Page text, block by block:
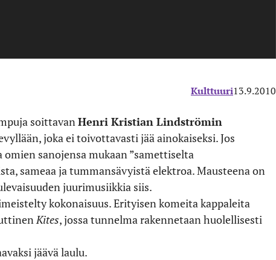
Kulttuuri13.9.2010
soittavan Henri Kristian Lindströmin
joka ei toivottavasti jää ainokaiseksi. Jos
sanojensa mukaan ”samettiselta
sameaa ja tummansävyistä elektroa. Mausteena on
juurimusiikkia siis.
kokonaisuus. Erityisen komeita kappaleita
Kites, jossa tunnelma rakennetaan huolellisesti
jäävä laulu.